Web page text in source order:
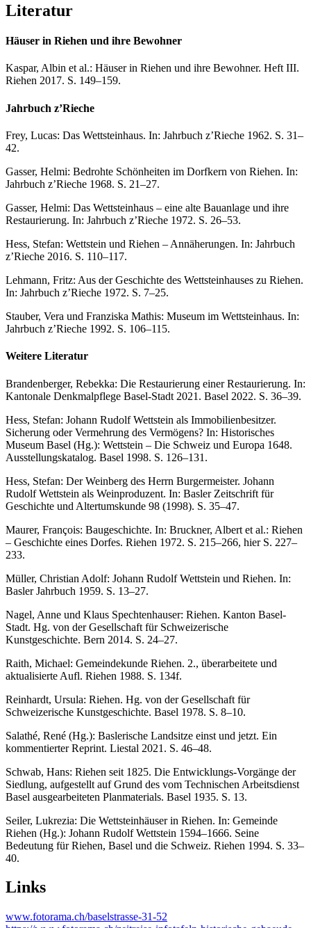
Literatur
Häuser in Riehen und ihre Bewohner
Kaspar, Albin et al.: Häuser in Riehen und ihre Bewohner. Heft III.
Riehen 2017. S. 149–159.
Jahrbuch z’Rieche
Frey, Lucas: Das Wettsteinhaus. In: Jahrbuch z’Rieche 1962. S. 31–
42.
Gasser, Helmi: Bedrohte Schönheiten im Dorfkern von Riehen. In:
Jahrbuch z’Rieche 1968. S. 21–27.
Gasser, Helmi: Das Wettsteinhaus – eine alte Bauanlage und ihre
Restaurierung. In: Jahrbuch z’Rieche 1972. S. 26–53.
Hess, Stefan: Wettstein und Riehen – Annäherungen. In: Jahrbuch
z’Rieche 2016. S. 110–117.
Lehmann, Fritz: Aus der Geschichte des Wettsteinhauses zu Riehen.
In: Jahrbuch z’Rieche 1972. S. 7–25.
Stauber, Vera und Franziska Mathis: Museum im Wettsteinhaus. In:
Jahrbuch z’Rieche 1992. S. 106–115.
Weitere Literatur
Brandenberger, Rebekka: Die Restaurierung einer Restaurierung. In:
Kantonale Denkmalpflege Basel-Stadt 2021. Basel 2022. S. 36–39.
Hess, Stefan: Johann Rudolf Wettstein als Immobilienbesitzer.
Sicherung oder Vermehrung des Vermögens? In: Historisches
Museum Basel (Hg.): Wettstein – Die Schweiz und Europa 1648.
Ausstellungskatalog. Basel 1998. S. 126–131.
Hess, Stefan: Der Weinberg des Herrn Burgermeister. Johann
Rudolf Wettstein als Weinproduzent. In: Basler Zeitschrift für
Geschichte und Altertumskunde 98 (1998). S. 35–47.
Maurer, François: Baugeschichte. In: Bruckner, Albert et al.: Riehen
– Geschichte eines Dorfes. Riehen 1972. S. 215–266, hier S. 227–
233.
Müller, Christian Adolf: Johann Rudolf Wettstein und Riehen. In:
Basler Jahrbuch 1959. S. 13–27.
Nagel, Anne und Klaus Spechtenhauser: Riehen. Kanton Basel-
Stadt. Hg. von der Gesellschaft für Schweizerische
Kunstgeschichte. Bern 2014. S. 24–27.
Raith, Michael: Gemeindekunde Riehen. 2., überarbeitete und
aktualisierte Aufl. Riehen 1988. S. 134f.
Reinhardt, Ursula: Riehen. Hg. von der Gesellschaft für
Schweizerische Kunstgeschichte. Basel 1978. S. 8–10.
Salathé, René (Hg.): Baslerische Landsitze einst und jetzt. Ein
kommentierter Reprint. Liestal 2021. S. 46–48.
Schwab, Hans: Riehen seit 1825. Die Entwicklungs-Vorgänge der
Siedlung, aufgestellt auf Grund des vom Technischen Arbeitsdienst
Basel ausgearbeiteten Planmaterials. Basel 1935. S. 13.
Seiler, Lukrezia: Die Wettsteinhäuser in Riehen. In: Gemeinde
Riehen (Hg.): Johann Rudolf Wettstein 1594–1666. Seine
Bedeutung für Riehen, Basel und die Schweiz. Riehen 1994. S. 33–
40.
Links
www.fotorama.ch/baselstrasse-31-52